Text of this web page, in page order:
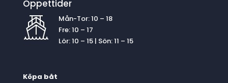
Öppettider
Mån-Tor: 10 – 18
Fre: 10 – 17
Lör: 10 – 15 | Sön: 11 – 15
Köpa båt